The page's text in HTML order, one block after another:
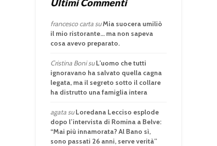
Ultimi Commenti
francesco cartasuMia suocera umiliò
il mio ristorante… ma non sapeva
cosa avevo preparato.
Cristina BonisuL’uomo che tutti
ignoravano ha salvato quella cagna
legata, ma il segreto sotto il collare
ha distrutto una famiglia intera
agatasuLoredana Lecciso esplode
dopo l’intervista di Romina a Belve:
“Mai più innamorata? Al Bano sì,
sono passati 26 anni, serve verità”